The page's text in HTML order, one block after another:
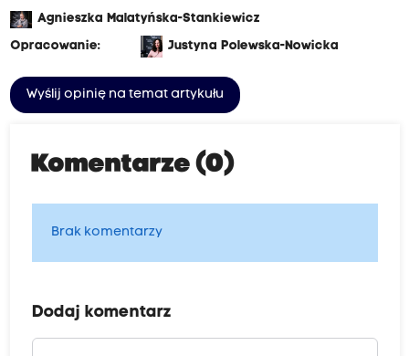
Agnieszka Malatyńska-Stankiewicz
Opracowanie:
Justyna Polewska-Nowicka
Wyślij opinię na temat artykułu
Komentarze (0)
Brak komentarzy
Dodaj komentarz